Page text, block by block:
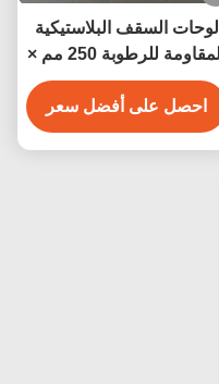
لوحات السقف البلاستيكية
المقاومة للرطوبة 250 مم ×
8 مم
احصل على أفضل سعر